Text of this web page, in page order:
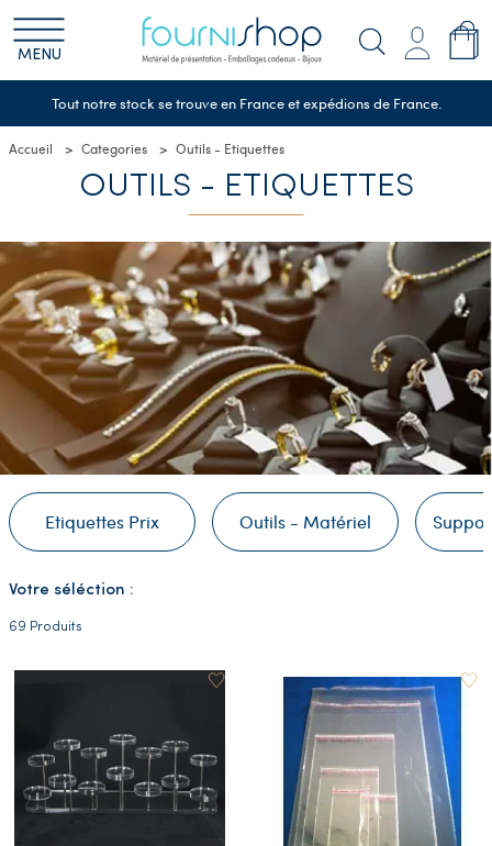
MENU
Tout notre stock se trouve en France et expédions de France.
Accueil Categories Outils - Etiquettes
OUTILS - ETIQUETTES
Etiquettes Prix Outils - Matériel
Votre séléction :
69 Produits